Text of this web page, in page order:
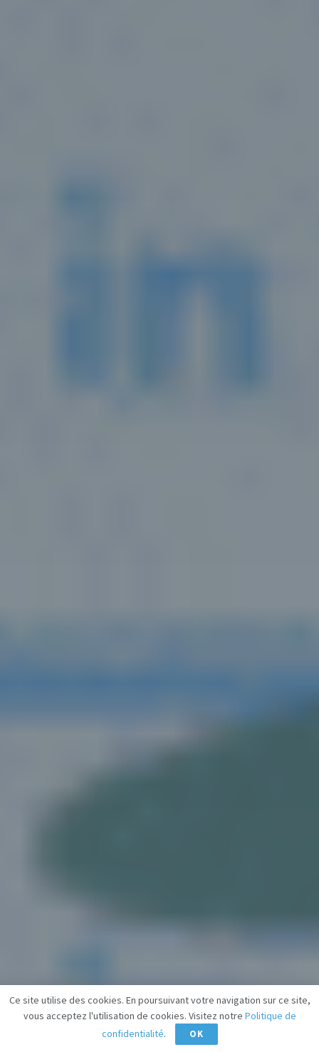
Ce site utilise des cookies. En poursuivant votre navigation sur ce site,
vous acceptez l'utilisation de cookies. Visitez notre Politique de
confidentialité. OK